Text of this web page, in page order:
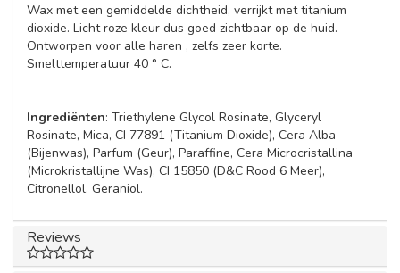
Wax met een gemiddelde dichtheid, verrijkt met titanium
dioxide. Licht roze kleur dus goed zichtbaar op de huid.
Ontworpen voor alle haren , zelfs zeer korte.
Smelttemperatuur 40 ° C.
Ingrediënten: Triethylene Glycol Rosinate, Glyceryl
Rosinate, Mica, CI 77891 (Titanium Dioxide), Cera Alba
(Bijenwas), Parfum (Geur), Paraffine, Cera Microcristallina
(Microkristallijne Was), CI 15850 (D&C Rood 6 Meer),
Citronellol, Geraniol.
Reviews